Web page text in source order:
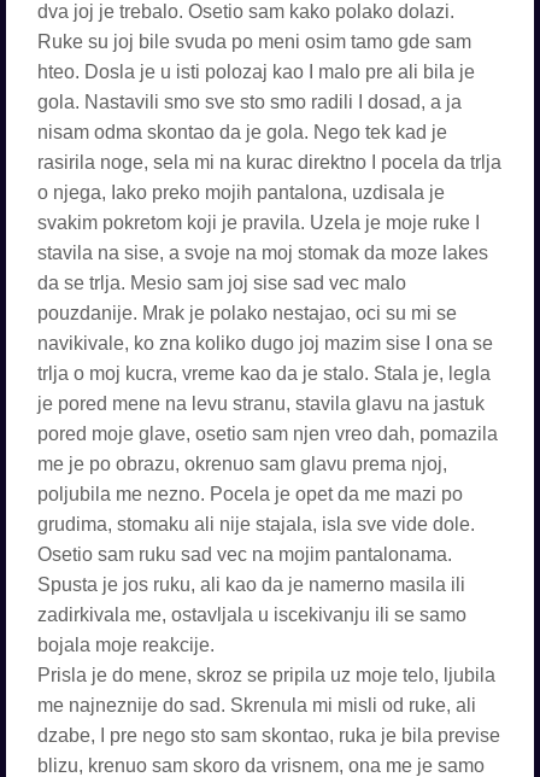
dva joj je trebalo. Osetio sam kako polako dolazi.
Ruke su joj bile svuda po meni osim tamo gde sam
hteo. Dosla je u isti polozaj kao I malo pre ali bila je
gola. Nastavili smo sve sto smo radili I dosad, a ja
nisam odma skontao da je gola. Nego tek kad je
rasirila noge, sela mi na kurac direktno I pocela da trlja
o njega, Iako preko mojih pantalona, uzdisala je
svakim pokretom koji je pravila. Uzela je moje ruke I
stavila na sise, a svoje na moj stomak da moze lakes
da se trlja. Mesio sam joj sise sad vec malo
pouzdanije. Mrak je polako nestajao, oci su mi se
navikivale, ko zna koliko dugo joj mazim sise I ona se
trlja o moj kucra, vreme kao da je stalo. Stala je, legla
je pored mene na levu stranu, stavila glavu na jastuk
pored moje glave, osetio sam njen vreo dah, pomazila
me je po obrazu, okrenuo sam glavu prema njoj,
poljubila me nezno. Pocela je opet da me mazi po
grudima, stomaku ali nije stajala, isla sve vide dole.
Osetio sam ruku sad vec na mojim pantalonama.
Spusta je jos ruku, ali kao da je namerno masila ili
zadirkivala me, ostavljala u iscekivanju ili se samo
bojala moje reakcije.
Prisla je do mene, skroz se pripila uz moje telo, ljubila
me najneznije do sad. Skrenula mi misli od ruke, ali
dzabe, I pre nego sto sam skontao, ruka je bila previse
blizu, krenuo sam skoro da vrisnem, ona me je samo